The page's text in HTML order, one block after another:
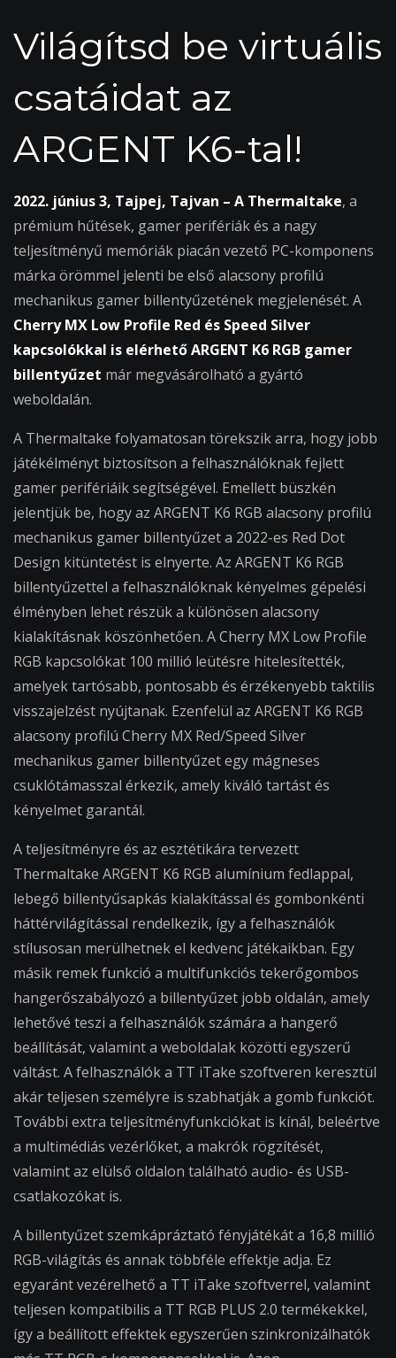
Világítsd be virtuális
csatáidat az
ARGENT K6-tal!
2022. június 3, Tajpej, Tajvan – A Thermaltake, a
prémium hűtések, gamer perifériák és a nagy
teljesítményű memóriák piacán vezető PC-komponens
márka örömmel jelenti be első alacsony profilú
mechanikus gamer billentyűzetének megjelenését. A
Cherry MX Low Profile Red és Speed Silver
kapcsolókkal is elérhető ARGENT K6 RGB gamer
billentyűzet már megvásárolható a gyártó
weboldalán.
A Thermaltake folyamatosan törekszik arra, hogy jobb
játékélményt biztosítson a felhasználóknak fejlett
gamer perifériáik segítségével. Emellett büszkén
jelentjük be, hogy az ARGENT K6 RGB alacsony profilú
mechanikus gamer billentyűzet a 2022-es Red Dot
Design kitüntetést is elnyerte. Az ARGENT K6 RGB
billentyűzettel a felhasználóknak kényelmes gépelési
élményben lehet részük a különösen alacsony
kialakításnak köszönhetően. A Cherry MX Low Profile
RGB kapcsolókat 100 millió leütésre hitelesítették,
amelyek tartósabb, pontosabb és érzékenyebb taktilis
visszajelzést nyújtanak. Ezenfelül az ARGENT K6 RGB
alacsony profilú Cherry MX Red/Speed Silver
mechanikus gamer billentyűzet egy mágneses
csuklótámasszal érkezik, amely kiváló tartást és
kényelmet garantál.
A teljesítményre és az esztétikára tervezett
Thermaltake ARGENT K6 RGB alumínium fedlappal,
lebegő billentyűsapkás kialakítással és gombonkénti
háttérvilágítással rendelkezik, így a felhasználók
stílusosan merülhetnek el kedvenc játékaikban. Egy
másik remek funkció a multifunkciós tekerőgombos
hangerőszabályozó a billentyűzet jobb oldalán, amely
lehetővé teszi a felhasználók számára a hangerő
beállítását, valamint a weboldalak közötti egyszerű
váltást. A felhasználók a TT iTake szoftveren keresztül
akár teljesen személyre is szabhatják a gomb funkciót.
További extra teljesítményfunkciókat is kínál, beleértve
a multimédiás vezérlőket, a makrók rögzítését,
valamint az elülső oldalon található audio- és USB-
csatlakozókat is.
A billentyűzet szemkápráztató fényjátékát a 16,8 millió
RGB-világítás és annak többféle effektje adja. Ez
egyaránt vezérelhető a TT iTake szoftverrel, valamint
teljesen kompatibilis a TT RGB PLUS 2.0 termékekkel,
így a beállított effektek egyszerűen szinkronizálhatók